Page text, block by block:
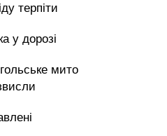
терпіти
у дорозі
мито